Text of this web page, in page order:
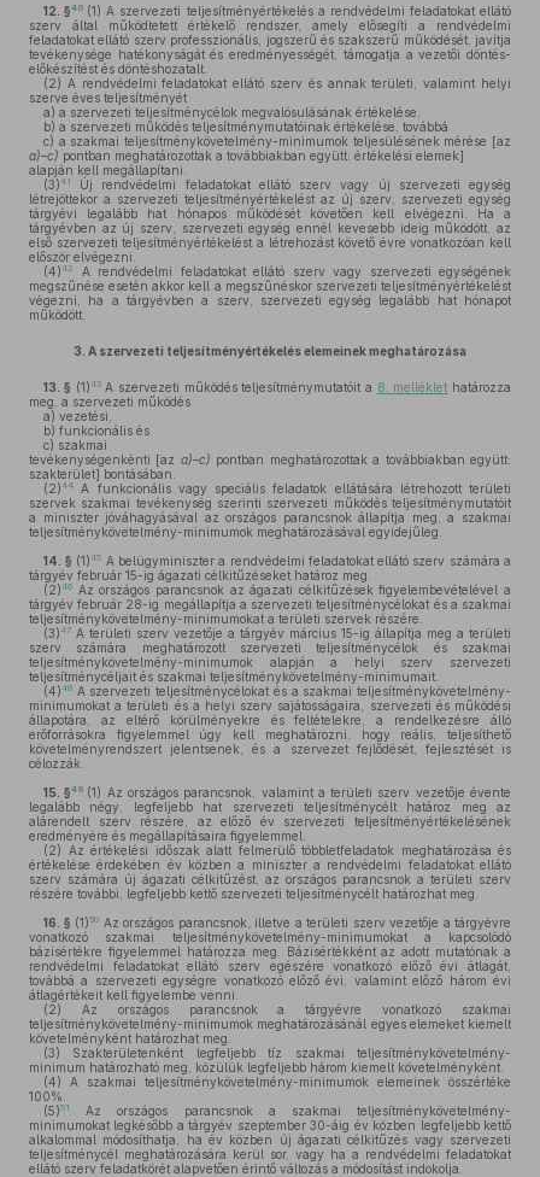
12. §40 (1) A szervezeti teljesítményértékelés a rendvédelmi feladatokat ellátó
szerv által működtetett értékelő rendszer, amely elősegíti a rendvédelmi
feladatokat ellátó szerv professzionális, jogszerű és szakszerű működését, javítja
tevékenysége hatékonyságát és eredményességét, támogatja a vezetői döntés-
előkészítést és döntéshozatalt.
(2) A rendvédelmi feladatokat ellátó szerv és annak területi, valamint helyi
szerve éves teljesítményét
a) a szervezeti teljesítménycélok megvalósulásának értékelése,
b) a szervezeti működés teljesítménymutatóinak értékelése, továbbá
c) a szakmai teljesítménykövetelmény-minimumok teljesülésének mérése [az
a)–c) pontban meghatározottak a továbbiakban együtt: értékelési elemek]
alapján kell megállapítani.
(3)41
Új rendvédelmi feladatokat ellátó szerv vagy új szervezeti egység
létrejöttekor a szervezeti teljesítményértékelést az új szerv, szervezeti egység
tárgyévi legalább hat hónapos működését követően kell elvégezni. Ha a
tárgyévben az új szerv, szervezeti egység ennél kevesebb ideig működött, az
első szervezeti teljesítményértékelést a létrehozást követő évre vonatkozóan kell
először elvégezni.
(4)42
A rendvédelmi feladatokat ellátó szerv vagy szervezeti egységének
megszűnése esetén akkor kell a megszűnéskor szervezeti teljesítményértékelést
végezni, ha a tárgyévben a szerv, szervezeti egység legalább hat hónapot
működött.
3. A szervezeti teljesítményértékelés elemeinek meghatározása
13. § (1)43A szervezeti működés teljesítménymutatóit a 8. melléklet határozza
meg, a szervezeti működés
a) vezetési,
b) funkcionális és
c) szakmai
tevékenységenkénti [az a)–c) pontban meghatározottak a továbbiakban együtt:
szakterület] bontásában.
(2)44
A funkcionális vagy speciális feladatok ellátására létrehozott területi
szervek szakmai tevékenység szerinti szervezeti működés teljesítménymutatóit
a miniszter jóváhagyásával az országos parancsnok állapítja meg, a szakmai
teljesítménykövetelmény-minimumok meghatározásával egyidejűleg.
14. § (1)45 A belügyminiszter a rendvédelmi feladatokat ellátó szerv számára a
tárgyév február 15-ig ágazati célkitűzéseket határoz meg.
(2)46 Az országos parancsnok az ágazati célkitűzések figyelembevételével a
tárgyév február 28-ig megállapítja a szervezeti teljesítménycélokat és a szakmai
teljesítménykövetelmény-minimumokat a területi szervek részére.
(3)47 A területi szerv vezetője a tárgyév március 15-ig állapítja meg a területi
szerv számára meghatározott szervezeti teljesítménycélok és szakmai
teljesítménykövetelmény-minimumok alapján a helyi szerv szervezeti
teljesítménycéljait és szakmai teljesítménykövetelmény-minimumait.
(4)48 A szervezeti teljesítménycélokat és a szakmai teljesítménykövetelmény-
minimumokat a területi és a helyi szerv sajátosságaira, szervezeti és működési
állapotára, az eltérő körülményekre és feltételekre, a rendelkezésre álló
erőforrásokra figyelemmel úgy kell meghatározni, hogy reális, teljesíthető
követelményrendszert jelentsenek, és a szervezet fejlődését, fejlesztését is
célozzák.
15. §49 (1) Az országos parancsnok, valamint a területi szerv vezetője évente
legalább négy, legfeljebb hat szervezeti teljesítménycélt határoz meg az
alárendelt szerv részére, az előző év szervezeti teljesítményértékelésének
eredményére és megállapításaira figyelemmel.
(2) Az értékelési időszak alatt felmerülő többletfeladatok meghatározása és
értékelése érdekében év közben a miniszter a rendvédelmi feladatokat ellátó
szerv számára új ágazati célkitűzést, az országos parancsnok a területi szerv
részére további, legfeljebb kettő szervezeti teljesítménycélt határozhat meg.
16. § (1)50 Az országos parancsnok, illetve a területi szerv vezetője a tárgyévre
vonatkozó szakmai teljesítménykövetelmény-minimumokat a kapcsolódó
bázisértékre figyelemmel határozza meg. Bázisértékként az adott mutatónak a
rendvédelmi feladatokat ellátó szerv egészére vonatkozó előző évi átlagát,
továbbá a szervezeti egységre vonatkozó előző évi, valamint előző három évi
átlagértékeit kell figyelembe venni.
(2) Az országos parancsnok a tárgyévre vonatkozó szakmai
teljesítménykövetelmény-minimumok meghatározásánál egyes elemeket kiemelt
követelményként határozhat meg.
(3) Szakterületenként legfeljebb tíz szakmai teljesítménykövetelmény-
minimum határozható meg, közülük legfeljebb három kiemelt követelményként.
(4) A szakmai teljesítménykövetelmény-minimumok elemeinek összértéke
100%.
(5)51
Az országos parancsnok a szakmai teljesítménykövetelmény-
minimumokat legkésőbb a tárgyév szeptember 30-áig év közben legfeljebb kettő
alkalommal módosíthatja, ha év közben új ágazati célkitűzés vagy szervezeti
teljesítménycél meghatározására kerül sor, vagy ha a rendvédelmi feladatokat
ellátó szerv feladatkörét alapvetően érintő változás a módosítást indokolja.